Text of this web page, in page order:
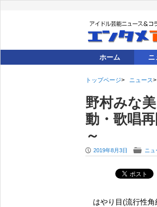
ホーム ニ
トップページ ニュース
野村みな
動・歌唱
～
P 2019年8月3日 F ニュ
はやり目(流行性